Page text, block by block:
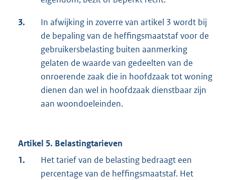
3.
In afwijking in zoverre van artikel 3 wordt bij
de bepaling van de heffingsmaatstaf voor de
gebruikersbelasting buiten aanmerking
gelaten de waarde van gedeelten van de
onroerende zaak die in hoofdzaak tot woning
dienen dan wel in hoofdzaak dienstbaar zijn
aan woondoeleinden.
Artikel 5. Belastingtarieven
1.
Het tarief van de belasting bedraagt een
percentage van de heffingsmaatstaf. Het